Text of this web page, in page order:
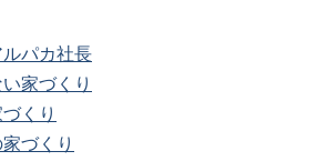
パカ社長
家づくり
くり
づくり